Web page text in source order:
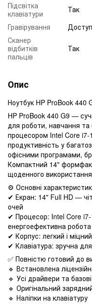
Підсвітка
клавіатури
Так
Гравірування
Сканер
відбитків
пальців
Так
Опис
Ноутбук HP ProBook 440
HP ProBook 440 G9 —
для роботи, навчання
процесором Intel Core i7-
продуктивність у
офісними програмами,
Компактний 14"
щоденного
⚙️ Основні
✔ Екран: 14" Full HD —
очей
✔ Процесор: Intel Core
енергоефективна робота
✔ Корпус: легкий і
✔ Клавіатура: зручна
✅ Повністю готовий до
🔹 Встановлена
🔹 Усі драйвери та
🔹 Оригінальний
🔹 Наліпки на клавіатуру